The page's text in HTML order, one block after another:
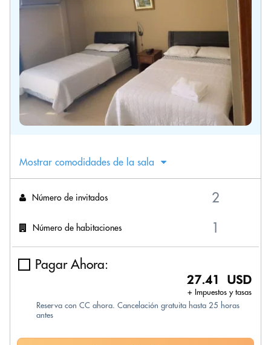
Mostrar comodidades de la sala
Número de invitados
Número de habitaciones
Pagar Ahora:
27.41 USD
+ Impuestos y tasas
Reserva con CC ahora. Cancelación gratuita hasta 25 horas
antes